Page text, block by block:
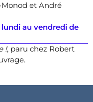
et André
lundi au vendredi de
!, paru chez Robert